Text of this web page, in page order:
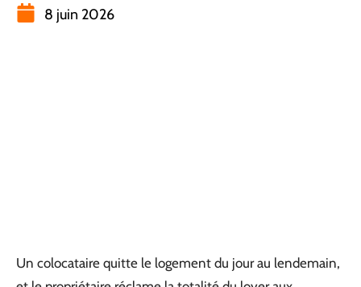
8 juin 2026
Un colocataire quitte le logement du jour au lendemain,